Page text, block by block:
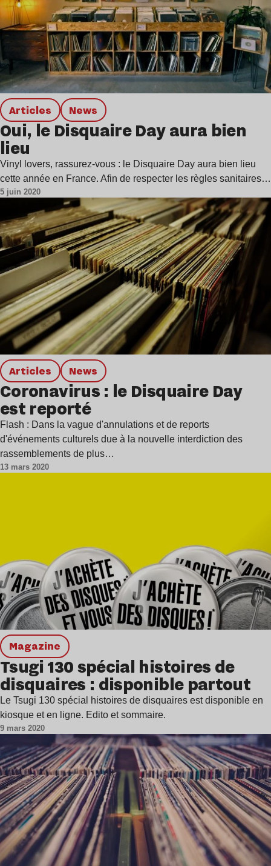
Articles news
Oui, le Disquaire Day aura bien
lieu
Vinyl lovers, rassurez-vous : le Disquaire Day aura bien lieu
cette année en France. Afin de respecter les règles sanitaires…
5 juin 2020
Articles news
Coronavirus : le Disquaire Day
est reporté
Flash : Dans la vague d'annulations et de reports
d'événements culturels due à la nouvelle interdiction des
rassemblements de plus…
13 mars 2020
magazine
Tsugi 130 spécial histoires de
disquaires : disponible partout
Le Tsugi 130 spécial histoires de disquaires est disponible en
kiosque et en ligne. Edito et sommaire.
9 mars 2020